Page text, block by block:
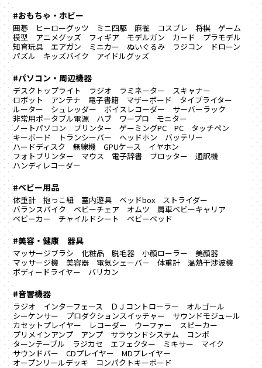
#おもちゃ・ホビー
囲碁 ヒーローグッツ ミニ四駆 麻雀 コスプレ 将棋
ゲーム
模型
アニメグッズ フィギア モデルガン カード
プラモデル
知育玩具
エアガン ミニカー ぬいぐるみ ラジコン
ドローン
パズル
キッズバイク アイドルグッズ
#パソコン・周辺機器
デスクトップライト ラジオ ラミネーター
スキャナー
ロボット
アンテナ 電子書籍 マザーボード
タイプライター
ルーター
シュレッダー ボイスレコーダー
サーバーラック
非常用ポータブル電源
ハブ ワープロ
モニター
ノートパソコン
プリンター ゲーミングPC PC
タッチペン
キーボード
トランシーバー ヘッドホン
バッテリー
ハードディスク
無線機 GPUケース
イヤホン
フォトプリンター
マウス 電子辞書 プロッター
通訳機
ハンディレコーダー
#ベビー用品
体重計 抱っこ紐 室内遊具 ベッドbox
ストライダー
バランスバイク
ベビーチェア オムツ
肩車ベビーキャリア
ベビーカー
チャイルドシート ベビーベッド
#美容・健康 器具
マッサージブラシ 化粧品 脱毛器 小顔ローラー
美顔器
マッサージ機
美容器 電気シェーバー 体重計
温熱干渉波機
ボディードライヤー
バリカン
#音響機器
ラジオ インターフェース ＤＪコントローラー
オルゴール
シーケンサー
プロダクションスイッチャー
サウンドモジュール
カセットプレイヤー
レコーダー ウーファー
スピーカー
プリメインアンプ
アンプ サラウンドシステム
コンポ
ターンテーブル
ラジカセ エフェクター ミキサー
マイク
サウンドバー
CDプレイヤー
MDプレイヤー
オープンリールデッキ
コンパクトキーボード